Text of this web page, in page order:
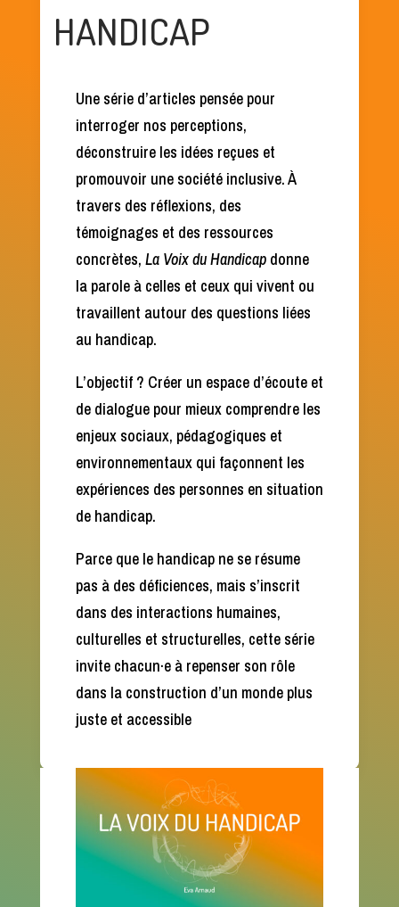
HANDICAP
Une série d’articles pensée pour
interroger nos perceptions,
déconstruire les idées reçues et
promouvoir une société inclusive. À
travers des réflexions, des
témoignages et des ressources
concrètes, La Voix du Handicapdonne
la parole à celles et ceux qui vivent ou
travaillent autour des questions liées
au handicap.
L’objectif ? Créer un espace d’écoute et
de dialogue pour mieux comprendre les
enjeux sociaux, pédagogiques et
environnementaux qui façonnent les
expériences des personnes en situation
de handicap.
Parce que le handicap ne se résume
pas à des déficiences, mais s’inscrit
dans des interactions humaines,
culturelles et structurelles, cette série
invite chacun·e à repenser son rôle
dans la construction d’un monde plus
juste et accessible